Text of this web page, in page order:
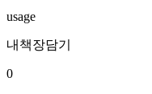
usage
내책장담기
0